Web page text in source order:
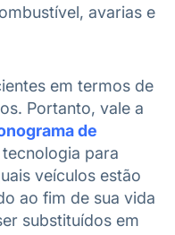
avarias e
em termos de
Portanto, vale a
de
tecnologia para
veículos estão
ao fim de sua vida
substituídos em